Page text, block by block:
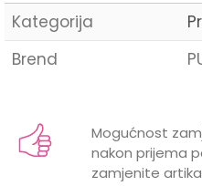
Kategorija
Brend
Email
Mogućnost
nakon prijema
zamjenite